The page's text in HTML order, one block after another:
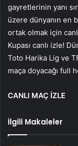
gayretlerinin yanı
üzere dünyanın en
ortak olmak için
Kupası canlı izle!
Toto Harika Lig ve
maça doyacağı full
CANLI MAÇ İZLE
İlgili Makaleler